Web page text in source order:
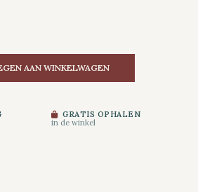
AAN WINKELWAGEN
GRATIS OPHALEN
in de winkel